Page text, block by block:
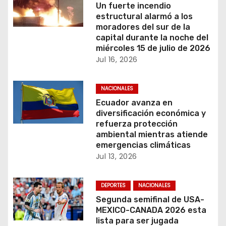
ó
e
e
r
a
d
Un fuerte incendio
estructural alarmó a los
moradores del sur de la
capital durante la noche del
miércoles 15 de julio de 2026
Jul 16, 2026
NACIONALES
Ecuador avanza en
diversificación económica y
refuerza protección
ambiental mientras atiende
emergencias climáticas
Jul 13, 2026
DEPORTES NACIONALES
Segunda semifinal de USA-
MEXICO-CANADA 2026 esta
lista para ser jugada